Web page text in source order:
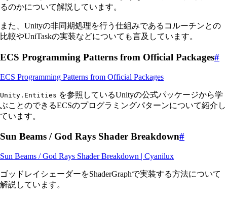
るのかについて解説しています。
また、Unityの非同期処理を行う仕組みであるコルーチンとの
比較やUniTaskの実装などについても言及しています。
ECS Programming Patterns from Official Packages#
ECS Programming Patterns from Official Packages
Unity.Entities を参照しているUnityの公式パッケージから学
ぶことのできるECSのプログラミングパターンについて紹介し
ています。
Sun Beams / God Rays Shader Breakdown#
Sun Beams / God Rays Shader Breakdown | Cyanilux
ゴッドレイシェーダーをShaderGraphで実装する方法について
解説しています。